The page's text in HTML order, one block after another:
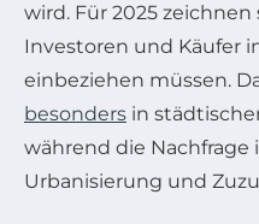
wird. Für 2025 zeichnen
Investoren und Käufer
einbeziehen müssen.
besonders in
während die Nachfrage
Urbanisierung und